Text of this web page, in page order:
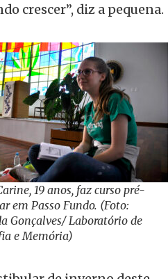
crescer”, diz a pequena.
19 anos, faz curso pré-
em Passo Fundo. (Foto:
Gonçalves/ Laboratório de
e Memória)